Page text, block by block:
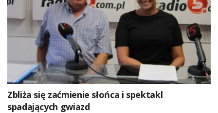
Zbliża się zaćmienie słońca i spektakl
spadających gwiazd